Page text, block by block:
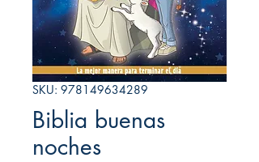
SKU: 978149634289
Biblia buenas
noches